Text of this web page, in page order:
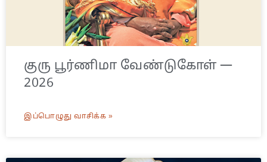
குரு பூர்ணிமா வேண்டுகோள் —
2026
இப்பொழுது வாசிக்க »